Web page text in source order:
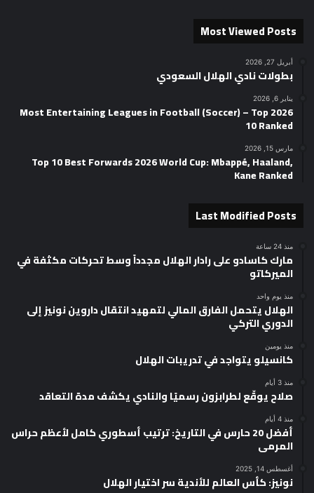
Most Viewed Posts
أبريل 27, 2026
بطولات نادي الهلال السعودي
يناير 6, 2026
2026 Most Entertaining Leagues in Football (Soccer) – Top
10 Ranked
مارس 15, 2026
Top 10 Best Forwards 2026 World Cup: Mbappé, Haaland,
Kane Ranked
Last Modified Posts
منذ 24 ساعة
مارك كاسادو على رادار الهلال مجدداً وسط تحركات مكثفة في
الميركاتو
منذ يوم واحد
الهلال يتحمل الفارق المالي لتمهيد انتقال داروين نونيز إلى
الدوري التركي
منذ يومين
كانسيلو يتواجد في تدريبات الهلال
منذ 3 أيام
صلاح يوقّع لطرابزون رسميًا والنادي يكشف مدة التعاقد
منذ 4 أيام
أفضل 20 حارس في التاريخ: ترتيب أسطوري كامل لأعظم حراس
المرمى
أغسطس 14, 2025
نونيز: كأس العالم للأندية سر اختيار الهلال